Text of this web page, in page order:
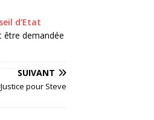
d’Etat
être demandée
SUIVANT
pour Steve